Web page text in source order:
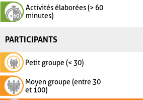
Activités élaborées (> 60
minutes)
PARTICIPANTS
Petit groupe (< 30)
Moyen groupe (entre 30
et 100)